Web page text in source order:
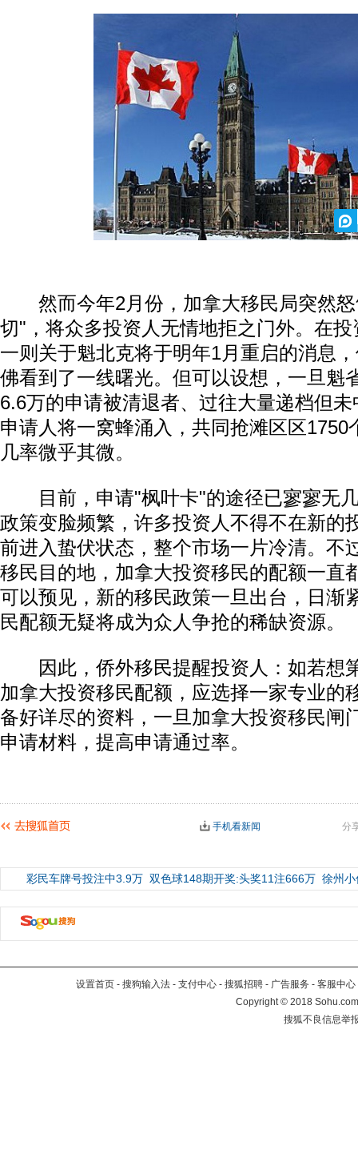
然而今年2月份，加拿大移民局突然怒
切"，将众多投资人无情地拒之门外。在
一则关于魁北克将于明年1月重启的消息
佛看到了一线曙光。但可以设想，一旦魁
6.6万的申请被清退者、过往大量递档但
申请人将一窝蜂涌入，共同抢滩区区1750
几率微乎其微。
目前，申请"枫叶卡"的途径已寥寥无几
政策变脸频繁，许多投资人不得不在新的
前进入蛰伏状态，整个市场一片冷清。不
移民目的地，加拿大投资移民的配额一直
可以预见，新的移民政策一旦出台，日渐
民配额无疑将成为众人争抢的稀缺资源。
因此，侨外移民提醒投资人：如若想
加拿大投资移民配额，应选择一家专业的
备好详尽的资料，一旦加拿大投资移民闸
申请材料，提高申请通过率。
分
手机看新闻
彩民车牌号投注中3.9万 双色球148期开奖:头奖11注666万 徐州
设置首页 - 搜狗输入法 - 支付中心 - 搜狐招聘 - 广告服务 - 客服中心
Copyright©2018
搜狐不良信息举